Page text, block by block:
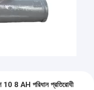
10 8 AH পরিধান প্রতিরোধী